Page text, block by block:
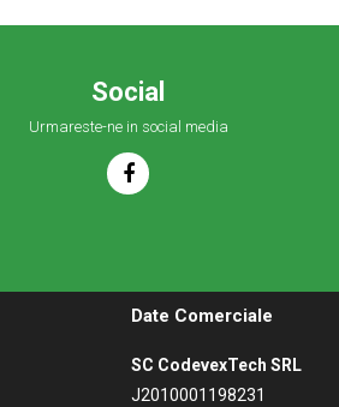
Social
Urmareste-ne in social media
Date Comerciale
SC CodevexTech SRL
J2010001198231